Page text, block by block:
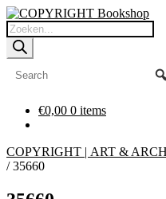
Ga
door
naar
navigatie
Ga
naar
de
inhoud
Producten
zoeken
€0,00 0 items
COPYRIGHT | ART &
/35660